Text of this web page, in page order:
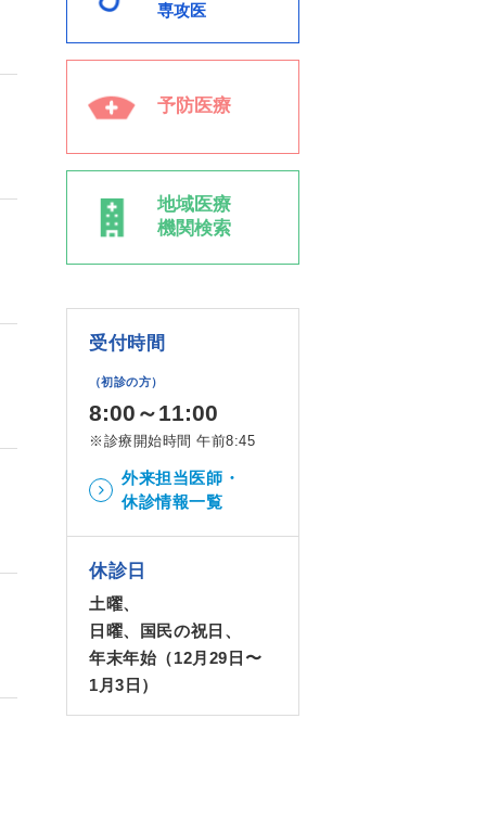
専攻医
予防医療
地域医療
機関検索
受付時間
（初診の方）
8:00～11:00
※診療開始時間 午前8:45
外来担当医師・
休診情報一覧
休診日
土曜、
日曜、国民の祝日、
年末年始（12月29日〜
1月3日）